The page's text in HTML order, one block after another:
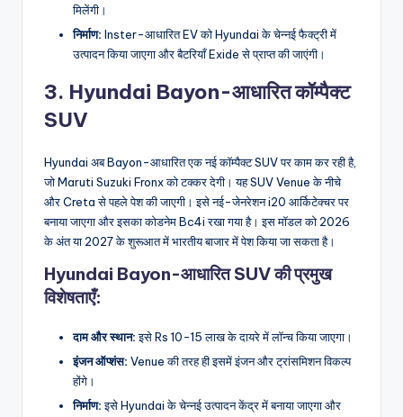
मिलेंगी।
निर्माण: Inster-आधारित EV को Hyundai के चेन्नई फैक्ट्री में
उत्पादन किया जाएगा और बैटरियाँ Exide से प्राप्त की जाएंगी।
3. Hyundai Bayon-आधारित कॉम्पैक्ट
SUV
Hyundai अब Bayon-आधारित एक नई कॉम्पैक्ट SUV पर काम कर रही है,
जो Maruti Suzuki Fronx को टक्कर देगी। यह SUV Venue के नीचे
और Creta से पहले पेश की जाएगी। इसे नई-जेनरेशन i20 आर्किटेक्चर पर
बनाया जाएगा और इसका कोडनेम Bc4i रखा गया है। इस मॉडल को 2026
के अंत या 2027 के शुरूआत में भारतीय बाजार में पेश किया जा सकता है।
Hyundai Bayon-आधारित SUV की प्रमुख
विशेषताएँ:
दाम और स्थान:इसे Rs 10-15 लाख के दायरे में लॉन्च किया जाएगा।
इंजन ऑप्शंस: Venue की तरह ही इसमें इंजन और ट्रांसमिशन विकल्प
होंगे।
निर्माण:इसे Hyundai के चेन्नई उत्पादन केंद्र में बनाया जाएगा और